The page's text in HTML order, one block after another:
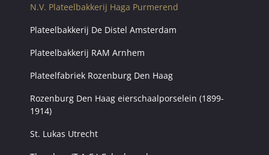
N.V. Plateelbakkerij Haga Purmerend
Plateelbakkerij De Distel Amsterdam
Plateelbakkerij RAM Arnhem
Plateelfabriek Rozenburg Den Haag
Rozenburg Den Haag eierschaalporselein (1899-
1914)
St. Lukas Utrecht